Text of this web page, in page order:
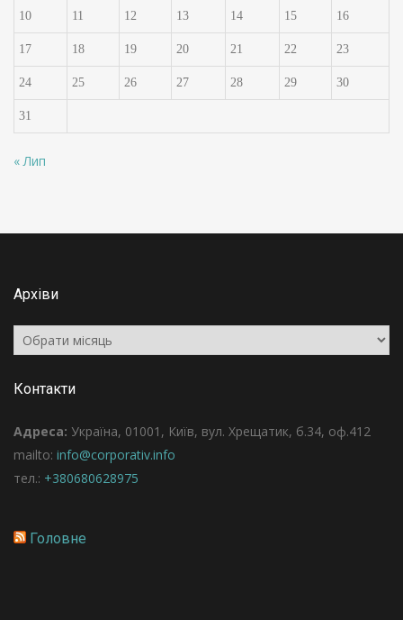
10 11 12 13 14 15 16
17 18 19 20 21 22 23
24 25 26 27 28 29 30
31
« Лип
Архіви
Архіви
Контакти
Адреса: Україна, 01001, Київ, вул. Хрещатик, б.34, оф.412
mailto: info@corporativ.info
тел.: +380680628975
Головне